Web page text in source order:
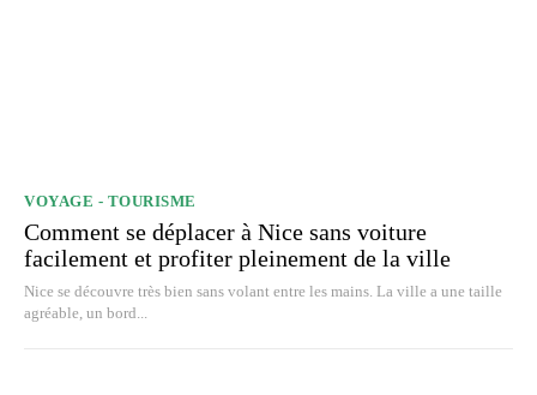
VOYAGE - TOURISME
Comment se déplacer à Nice sans voiture
facilement et profiter pleinement de la ville
Nice se découvre très bien sans volant entre les mains. La ville a une taille
agréable, un bord...